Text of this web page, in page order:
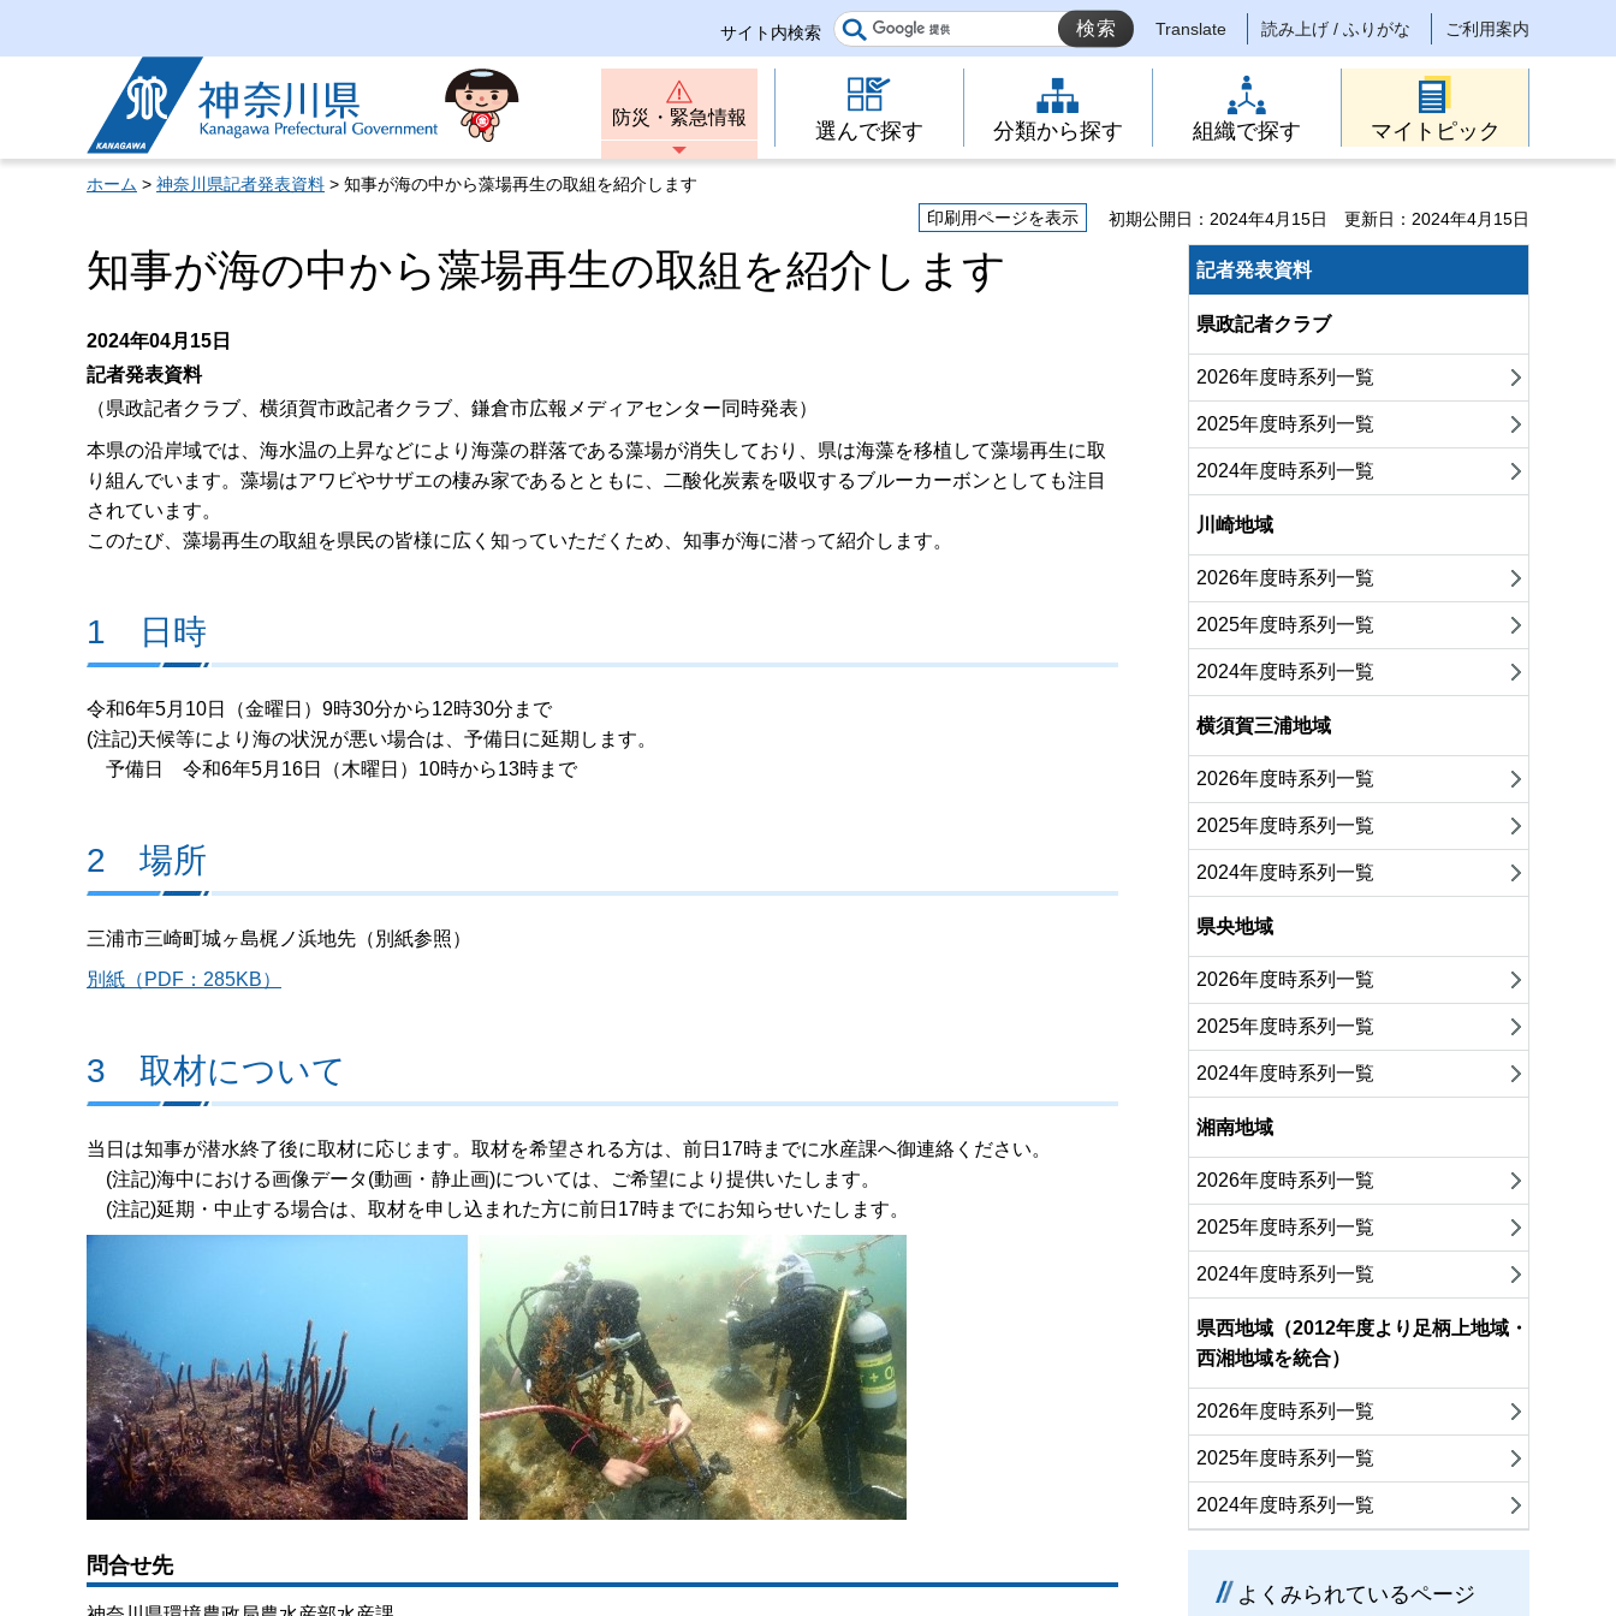
サイト内検索 Translate 読み上げ / ふりがな ご利用案内
神奈川県
防災・緊急情報
選んで探す 分類から探す 組織で探す マイトピック
ホーム > 神奈川県記者発表資料 > 知事が海の中から藻場再生の取組を紹介します
印刷用ページを表示
初期公開日：2024年4月15日 更新日：2024年4月15日
知事が海の中から藻場再生の取組を紹介します
2024年04月15日
記者発表資料
（県政記者クラブ、横須賀市政記者クラブ、鎌倉市広報メディアセンター同時発表）
本県の沿岸域では、海水温の上昇などにより海藻の群落である藻場が消失しており、県は海藻を移植して藻場再生に取
り組んでいます。藻場はアワビやサザエの棲み家であるとともに、二酸化炭素を吸収するブルーカーボンとしても注目
されています。
このたび、藻場再生の取組を県民の皆様に広く知っていただくため、知事が海に潜って紹介します。
1 日時
令和6年5月10日（金曜日）9時30分から12時30分まで
(注記)天候等により海の状況が悪い場合は、予備日に延期します。
予備日 令和6年5月16日（木曜日）10時から13時まで
2 場所
三浦市三崎町城ヶ島梶ノ浜地先（別紙参照）
別紙（PDF：285KB）
3 取材について
当日は知事が潜水終了後に取材に応じます。取材を希望される方は、前日17時までに水産課へ御連絡ください。
(注記)海中における画像データ(動画・静止画)については、ご希望により提供いたします。
(注記)延期・中止する場合は、取材を申し込まれた方に前日17時までにお知らせいたします。
問合せ先
記者発表資料
県政記者クラブ
2026年度時系列一覧
2025年度時系列一覧
2024年度時系列一覧
川崎地域
2026年度時系列一覧
2025年度時系列一覧
2024年度時系列一覧
横須賀三浦地域
2026年度時系列一覧
2025年度時系列一覧
2024年度時系列一覧
県央地域
2026年度時系列一覧
2025年度時系列一覧
2024年度時系列一覧
湘南地域
2026年度時系列一覧
2025年度時系列一覧
2024年度時系列一覧
県西地域（2012年度より足柄上地域・
西湘地域を統合）
2026年度時系列一覧
2025年度時系列一覧
2024年度時系列一覧
よくみられているページ